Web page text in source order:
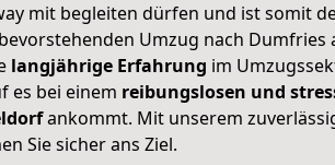
mit begleiten dürfen und ist somit
Umzug nach Dumfries
langjährige Erfahrung im
es bei einem reibungslosen und
ankommt. Mit unserem
Sie sicher ans Ziel.